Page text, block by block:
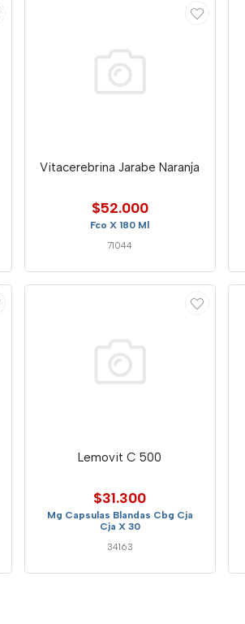
Vitacerebrina Jarabe Naranja
$52.000
Fco X 180 Ml
71044
Lemovit C 500
$31.300
Mg Capsulas Blandas Cbg Cja
Cja X 30
34163